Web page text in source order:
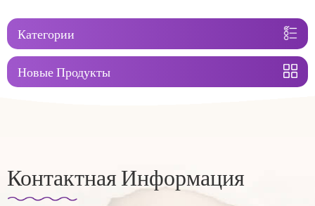
Категории
Новые Продукты
Контактная Информация